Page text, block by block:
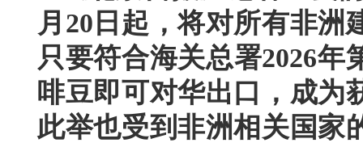
月20日起，将对所有非洲
只要符合海关总署2026年
啡豆即可对华出口，成为
此举也受到非洲相关国家